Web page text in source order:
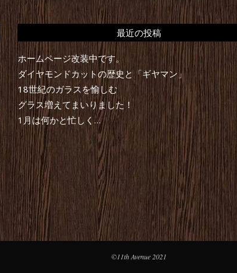
最近の投稿
ホームページ改装中です。
ダイヤモンドカットの歴史と「ギヤマン」
18世紀のガラスを愉しむ
グラス増えてまいりました！
1月は何かと忙しく…
©11th Avenue 2021